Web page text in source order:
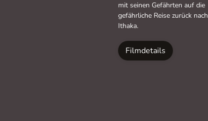
mit seinen Gefährten auf die
gefährliche Reise zurück nach
Ithaka.
Filmdetails